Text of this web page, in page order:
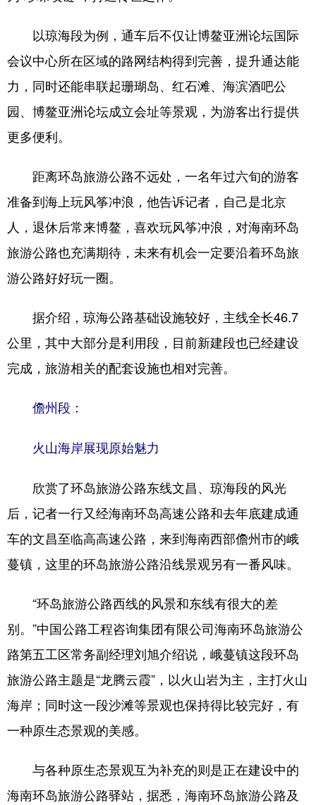
以琼海段为例，通车后不仅让博鳌亚洲论坛国际
会议中心所在区域的路网结构得到完善，提升通达能
力，同时还能串联起珊瑚岛、红石滩、海滨酒吧公
园、博鳌亚洲论坛成立会址等景观，为游客出行提供
更多便利。
距离环岛旅游公路不远处，一名年过六旬的游客
准备到海上玩风筝冲浪，他告诉记者，自己是北京
人，退休后常来博鳌，喜欢玩风筝冲浪，对海南环岛
旅游公路也充满期待，未来有机会一定要沿着环岛旅
游公路好好玩一圈。
据介绍，琼海公路基础设施较好，主线全长46.7
公里，其中大部分是利用段，目前新建段也已经建设
完成，旅游相关的配套设施也相对完善。
儋州段：
火山海岸展现原始魅力
欣赏了环岛旅游公路东线文昌、琼海段的风光
后，记者一行又经海南环岛高速公路和去年底建成通
车的文昌至临高高速公路，来到海南西部儋州市的峨
蔓镇，这里的环岛旅游公路沿线景观另有一番风味。
“环岛旅游公路西线的风景和东线有很大的差
别。”中国公路工程咨询集团有限公司海南环岛旅游公
路第五工区常务副经理刘旭介绍说，峨蔓镇这段环岛
旅游公路主题是“龙腾云霞”，以火山岩为主，主打火山
海岸；同时这一段沙滩等景观也保持得比较完好，有
一种原生态景观的美感。
与各种原生态景观互为补充的则是正在建设中的
海南环岛旅游公路驿站，据悉，海南环岛旅游公路及